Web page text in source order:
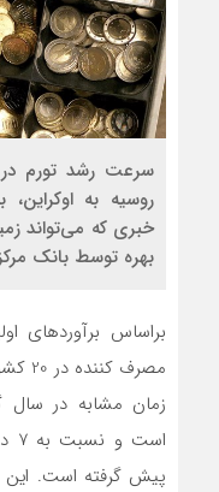
سرعت رشد تورم در
روسیه به
خبری که می‌تواند
بهره توسط بانک
براساس برآوردهای
مصرف